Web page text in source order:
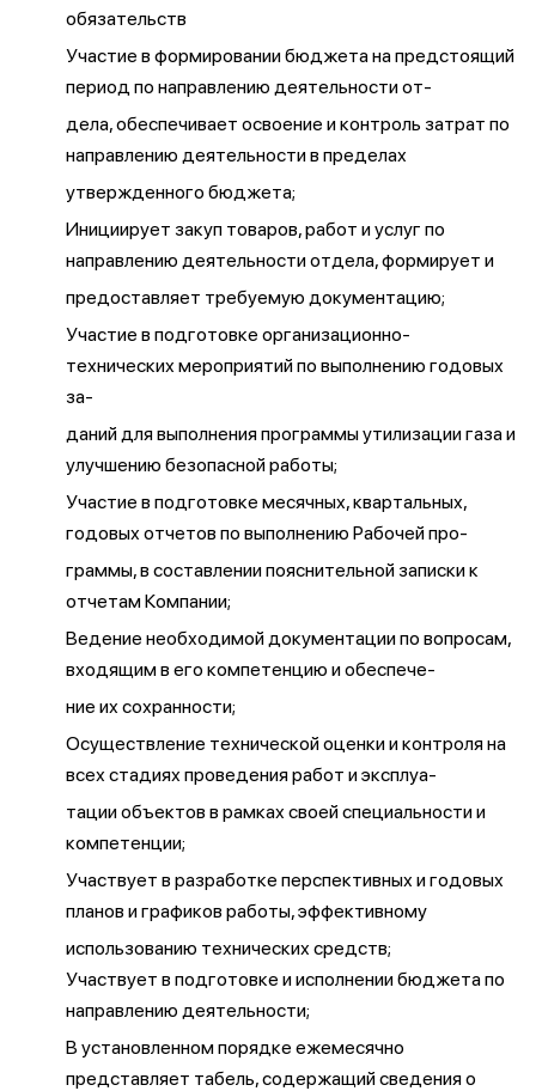
обязательств
Участие в формировании бюджета на предстоящий
период по направлению деятельности от-
дела, обеспечивает освоение и контроль затрат по
направлению деятельности в пределах
утвержденного бюджета;
Инициирует закуп товаров, работ и услуг по
направлению деятельности отдела, формирует и
предоставляет требуемую документацию;
Участие в подготовке организационно-
технических мероприятий по выполнению годовых
за-
даний для выполнения программы утилизации газа и
улучшению безопасной работы;
Участие в подготовке месячных, квартальных,
годовых отчетов по выполнению Рабочей про-
граммы, в составлении пояснительной записки к
отчетам Компании;
Ведение необходимой документации по вопросам,
входящим в его компетенцию и обеспече-
ние их сохранности;
Осуществление технической оценки и контроля на
всех стадиях проведения работ и эксплуа-
тации объектов в рамках своей специальности и
компетенции;
Участвует в разработке перспективных и годовых
планов и графиков работы, эффективному
использованию технических средств;
Участвует в подготовке и исполнении бюджета по
направлению деятельности;
В установленном порядке ежемесячно
представляет табель, содержащий сведения о